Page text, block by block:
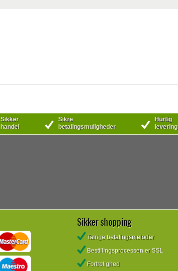
Sikker
handel
Sikre
betalingsmuligheder
Hurtig
levering
Sikker shopping
Talrige betalingsmetoder
Bestillingsprocessen er SSL
Fortrolighed